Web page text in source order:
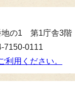
地の1 第1庁舎3階
7150-0111
利用ください。